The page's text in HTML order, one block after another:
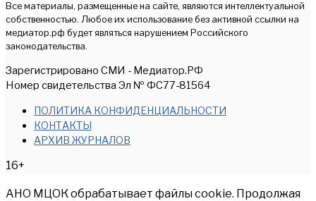
Все материалы, размещенные на сайте, являются интеллектуальной
собственностью. Любое их использование без активной ссылки на
медиатор.рф будет являться нарушением Российского
законодательства.
Зарегистрировано СМИ - Медиатор.РФ
Номер свидетельства Эл № ФС77-81564
ПОЛИТИКА КОНФИДЕНЦИАЛЬНОСТИ
КОНТАКТЫ
АРХИВ ЖУРНАЛОВ
16+
АНО МЦОК обрабатывает файлы cookie. Продолжая